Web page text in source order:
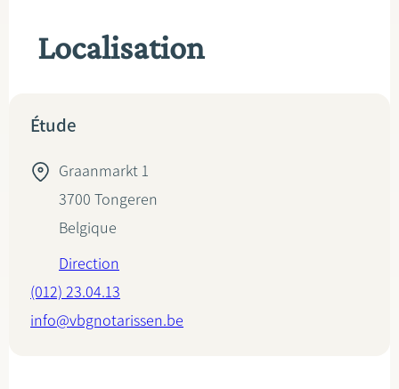
Localisation
Étude
Graanmarkt 1
3700 Tongeren
Belgique
Direction
(012) 23.04.13
info@vbgnotarissen.be